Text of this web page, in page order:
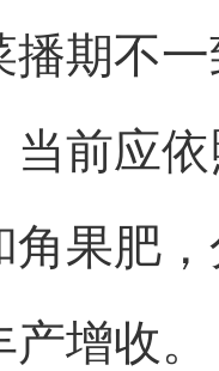
播期不
当前应
角果肥
增收。